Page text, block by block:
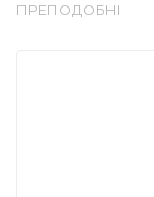
ПРЕПОДОБНІ